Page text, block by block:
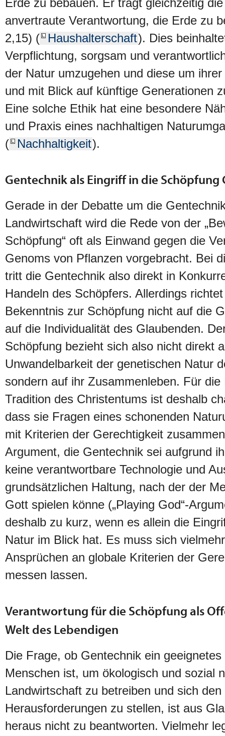
Erde zu bebauen. Er trägt gleichzeitig
anvertraute Verantwortung, die Erde zu
2,15) (
Haushalterschaft). Dies
Verpflichtung, sorgsam und
der Natur umzugehen und diese um
und mit Blick auf künftige Generationen
Eine solche Ethik hat eine besondere
und Praxis eines nachhaltigen
(
Nachhaltigkeit).
Gentechnik als Eingriff in die Schöpfung
Gerade in der Debatte um die
Landwirtschaft wird die Rede von der
Schöpfung“ oft als Einwand gegen die
Genoms von Pflanzen vorgebracht. Bei
tritt die Gentechnik also direkt in
Handeln des Schöpfers. Allerdings
Bekenntnis zur Schöpfung nicht auf die
auf die Individualität des Glaubenden.
Schöpfung bezieht sich also nicht direkt
Unwandelbarkeit der genetischen Natur
sondern auf ihr Zusammenleben. Für die
Tradition des Christentums ist deshalb
dass sie Fragen eines schonenden
mit Kriterien der Gerechtigkeit
Argument, die Gentechnik sei aufgrund
keine verantwortbare Technologie und
grundsätzlichen Haltung, nach der der
Gott spielen könne („Playing God“-
deshalb zu kurz, wenn es allein die
Natur im Blick hat. Es muss sich
Ansprüchen an globale Kriterien der
messen lassen.
Verantwortung für die Schöpfung als
Welt des Lebendigen
Die Frage, ob Gentechnik ein
Menschen ist, um ökologisch und sozial
Landwirtschaft zu betreiben und sich den
Herausforderungen zu stellen, ist aus
heraus nicht zu beantworten. Vielmehr